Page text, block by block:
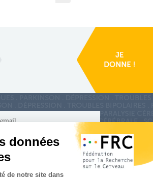
S'inscrire à la newsletter
les réseaux sociaux